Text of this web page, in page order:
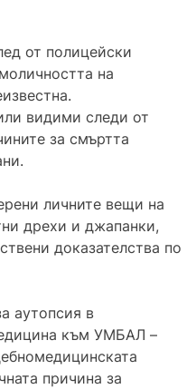
от полицейски
на
видими следи от
за смъртта
личните вещи на
дрехи и джапанки,
доказателства по
аутопсия в
към УМБАЛ –
причина за